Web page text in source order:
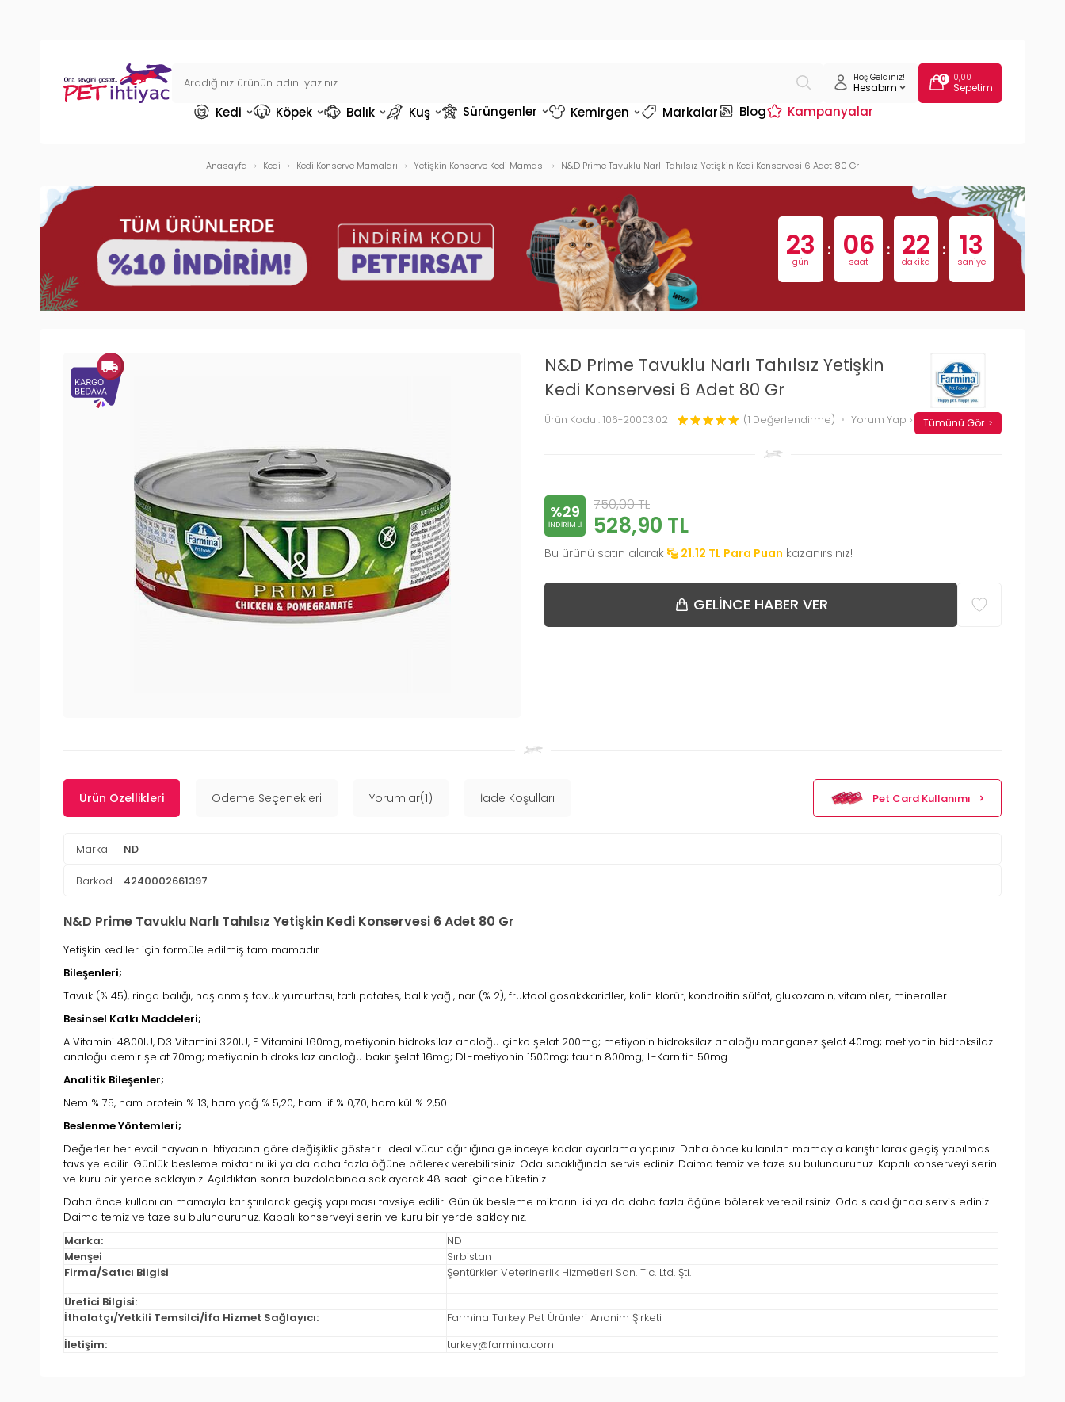
Hoş Geldiniz!
Hesabım
0 0,00
Sepetim
Kedi Köpek Balık Kuş Sürüngenler Kemirgen Markalar Blog Kampanyalar
Anasayfa Kedi Kedi Konserve Mamaları Yetişkin Konserve Kedi Maması N&D Prime Tavuklu Narlı Tahılsız Yetişkin Kedi Konservesi 6 Adet 80 Gr
23
gün
: 06
saat
: 22
dakika
: 13
saniye
N&D Prime Tavuklu Narlı Tahılsız Yetişkin
Kedi Konservesi 6 Adet 80 Gr
Ürün Kodu : 106-20003.02 (1 Değerlendirme) Yorum Yap Tümünü Gör
%29
INDIRIMLI
750,00TL
528,90 TL
Bu ürünü satın alarak 21.12 TL Para Puan kazanırsınız!
GELINCE HABER VER
Ürün Özellikleri Ödeme Seçenekleri Yorumlar(1) İade Koşulları Pet Card Kullanımı
Marka ND
Barkod 4240002661397
N&D Prime Tavuklu Narlı Tahılsız Yetişkin Kedi Konservesi 6 Adet 80 Gr
Yetişkin kediler için formüle edilmiş tam mamadır
Bileşenleri;
Tavuk (% 45), ringa balığı, haşlanmış tavuk yumurtası, tatlı patates, balık yağı, nar (% 2), fruktooligosakkkaridler, kolin klorür, kondroitin sülfat, glukozamin, vitaminler, mineraller.
Besinsel Katkı Maddeleri;
A Vitamini 4800IU, D3 Vitamini 320IU, E Vitamini 160mg, metiyonin hidroksilaz analoğu çinko şelat 200mg; metiyonin hidroksilaz analoğu manganez şelat 40mg; metiyonin hidroksilaz
analoğu demir şelat 70mg; metiyonin hidroksilaz analoğu bakır şelat 16mg; DL-metiyonin 1500mg; taurin 800mg; L-Karnitin 50mg.
Analitik Bileşenler;
Nem % 75, ham protein % 13, ham yağ % 5,20, ham lif % 0,70, ham kül % 2,50.
Beslenme Yöntemleri;
Değerler her evcil hayvanın ihtiyacına göre değişiklik gösterir. İdeal vücut ağırlığına gelinceye kadar ayarlama yapınız. Daha önce kullanılan mamayla karıştırılarak geçiş yapılması
tavsiye edilir. Günlük besleme miktarını iki ya da daha fazla öğüne bölerek verebilirsiniz. Oda sıcaklığında servis ediniz. Daima temiz ve taze su bulundurunuz. Kapalı konserveyi serin
ve kuru bir yerde saklayınız. Açıldıktan sonra buzdolabında saklayarak 48 saat içinde tüketiniz.
Daha önce kullanılan mamayla karıştırılarak geçiş yapılması tavsiye edilir. Günlük besleme miktarını iki ya da daha fazla öğüne bölerek verebilirsiniz. Oda sıcaklığında servis ediniz.
Daima temiz ve taze su bulundurunuz. Kapalı konserveyi serin ve kuru bir yerde saklayınız.
Marka:
ND
Menşei
Sırbistan
Firma/Satıcı Bilgisi
Şentürkler Veterinerlik Hizmetleri San. Tic. Ltd. Şti.
Üretici Bilgisi:
İthalatçı/Yetkili Temsilci/İfa Hizmet Sağlayıcı:
Farmina Turkey Pet Ürünleri Anonim Şirketi
İletişim:
turkey@farmina.com